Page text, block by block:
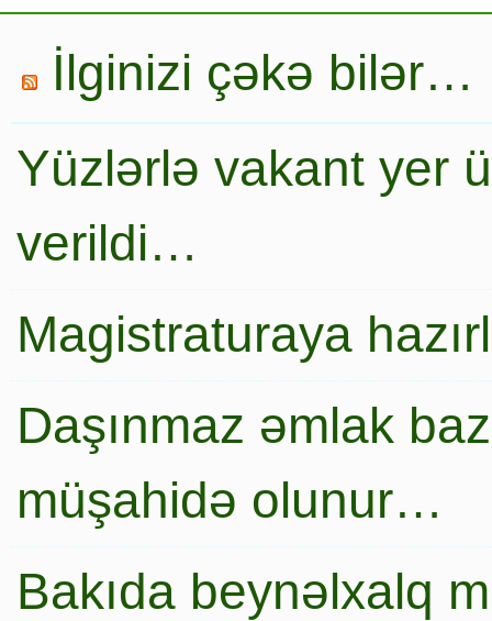
İlginizi çəkə bilər…
Yüzlərlə vakant yer
verildi…
Magistraturaya
Daşınmaz əmlak
müşahidə olunur…
Bakıda beynəlxalq